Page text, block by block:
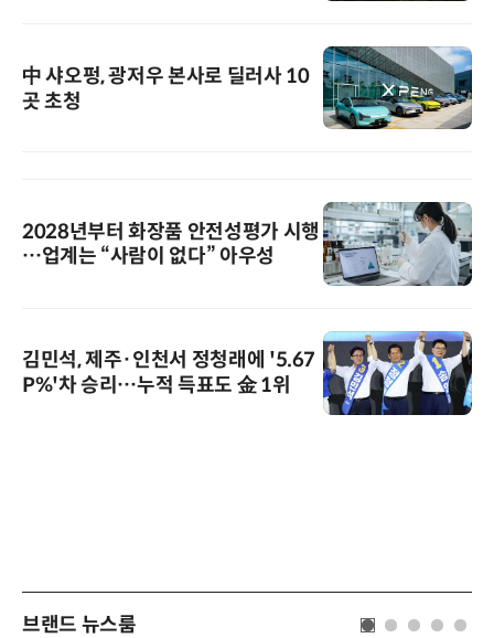
中 샤오펑, 광저우 본사로 딜러사 10
곳 초청
2028년부터 화장품 안전성평가 시행
…업계는 “사람이 없다” 아우성
김민석, 제주·인천서 정청래에 '5.67
P%'차 승리…누적 득표도 金 1위
브랜드 뉴스룸